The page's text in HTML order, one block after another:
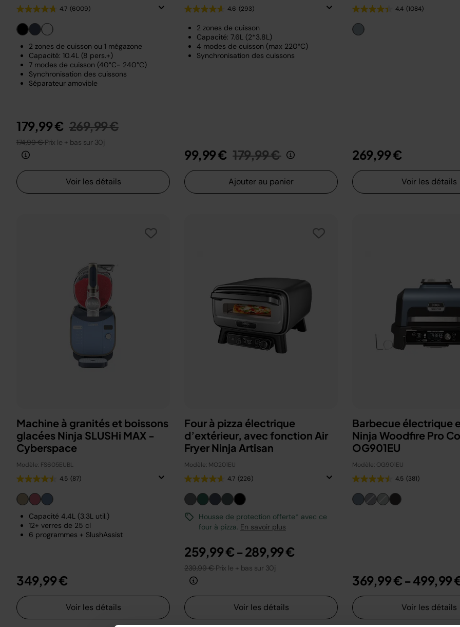
4.7 (6009)
2 zones de cuisson ou 1 mégazone
Capacité: 10.4L (8 pers.+)
7 modes de cuisson (40°C- 240°C)
Synchronisation des cuissons
Séparateur amovible
179,99 € Prix réduit de
269,99 €au
174,99 €Prix le + bas sur 30j
Voir les détails
4.6 (293)
2 zones de cuisson
Capacité: 7.6L (2*3.8L)
4 modes de cuisson (max 220°C)
Synchronisation des cuissons
99,99 € Prix réduit de
179,99 €au
Ajouter au panier
4.4 (1084)
269,99 €
Voir les détails
Machine à granités et boissons
glacées Ninja SLUSHi MAX -
Cyberspace
Modèle: FS605EUBL
4.5 (87)
Capacité 4.4L (3.3L util.)
12+ verres de 25 cl
6 programmes + SlushAssist
349,99 €
Voir les détails
Four à pizza électrique
d’extérieur, avec fonction Air
Fryer Ninja Artisan
Modèle: MO201EU
4.7 (226)
Housse de protection offerte* avec ce
four à pizza. En savoir plus
259,99 € - 289,99 €
239,99 €Prix le + bas sur 30j
Voir les détails
Barbecue électrique
Ninja Woodfire Pro
OG901EU
Modèle: OG901EU
4.5 (381)
369,99 € - 499,99
Voir les détails